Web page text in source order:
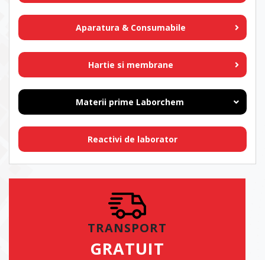
Aparatura & Consumabile
Hartie si membrane
Materii prime Laborchem
Reactivi de laborator
TRANSPORT
GRATUIT